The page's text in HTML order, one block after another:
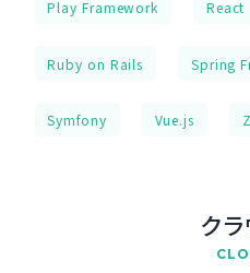
Play Framework React
Ruby on Rails Spring
Symfony Vue.js
ク